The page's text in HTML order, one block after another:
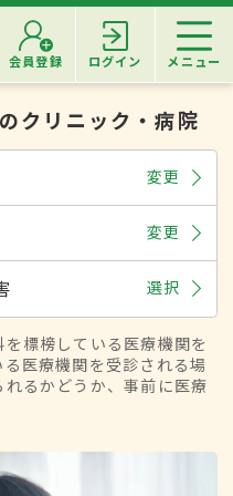
会員登録 ログイン メニュー
のクリニック・病院
変更
変更
選択
標榜している医療機関を
医療機関を受診される場
るかどうか、事前に医療